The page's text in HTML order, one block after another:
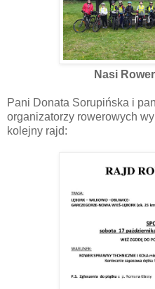
Nasi
Pani Donata Sorupińska i
organizatorzy rowerowych
kolejny rajd: